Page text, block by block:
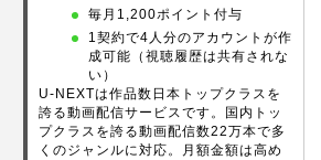
毎月1,200ポイント付与
1契約で4人分のアカウントが作
成可能（視聴履歴は共有されな
い）
U-NEXTは作品数日本トップクラスを
誇る動画配信サービスです。国内トッ
プクラスを誇る動画配信数22万本で多
くのジャンルに対応。月額金額は高め